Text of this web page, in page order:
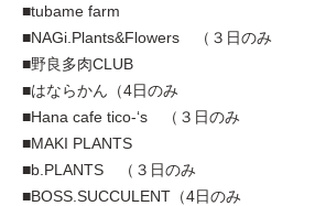
■tubame farm
■NAGi.Plants&Flowers （３日のみ
■野良多肉CLUB
■はならかん（4日のみ
■Hana cafe tico-‘s （３日のみ
■MAKI PLANTS
■b.PLANTS （３日のみ
■BOSS.SUCCULENT（4日のみ